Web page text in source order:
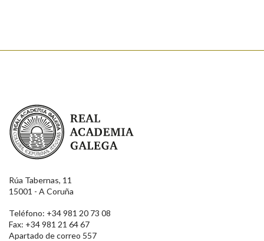
Real Academia Galega
Rúa Tabernas, 11
15001 - A Coruña
Teléfono: +34 981 20 73 08
Fax: +34 981 21 64 67
Apartado de correo 557